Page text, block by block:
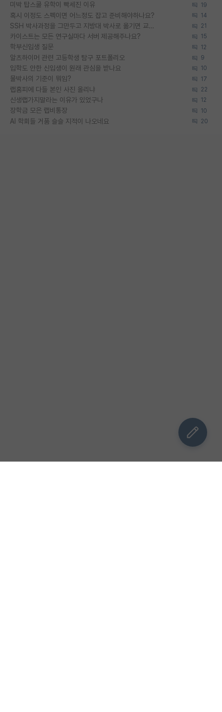
미박 탑스쿨 유학이 빡세진 이유 19
혹시 이정도 스펙이면 어느정도 잡고 준비해야하나요? 14
SSH 박사과정을 그만두고 지방대 박사로 옮기면 교수의 꿈은 끝일까요? 21
카이스트는 모든 연구실마다 서버 제공해주나요? 15
학부신입생 질문 12
알츠하이머 관련 고등학생 탐구 포트폴리오 9
입학도 안한 신입생이 원래 관심을 받나요 10
물박사의 기준이 뭐임? 17
랩홈피에 다들 본인 사진 올리냐 22
신생랩가지말라는 이유가 있었구나 12
장학금 모은 랩비통장 10
AI 학회들 거품 슬슬 지적이 나오네요 20